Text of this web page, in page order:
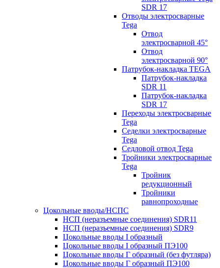
SDR 17
Отводы электросварные
Tega
Отвод
электросварной 45°
Отвод
электросварной 90°
Патрубок-накладка TEGA
Патрубок-накладка
SDR 11
Патрубок-накладка
SDR 17
Переходы электросварные
Tega
Седелки электросварные
Tega
Седловой отвод Tega
Тройники электросварные
Tega
Тройник
редукционный
Тройники
равнопроходные
Цокольные вводы/НСПС
НСП (неразъемные соединения) SDR11
НСП (неразъемные соединения) SDR9
Цокольные вводы I образный
Цокольные вводы I образный ПЭ100
Цокольные вводы Г образный (без футляра)
Цокольные вводы Г образный ПЭ100